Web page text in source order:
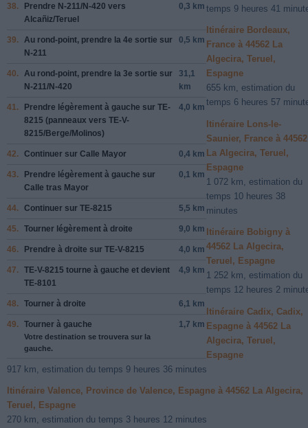
38. Prendre N-211/N-420 vers
Alcañiz/Teruel
0,3 km
39. Au rond-point, prendre la 4e sortie sur
N-211
0,5 km
40. Au rond-point, prendre la 3e sortie sur
N-211/N-420
31,1
km
41. Prendre légèrement à gauche sur TE-
8215 (panneaux vers TE-V-
8215/Berge/Molinos)
4,0 km
42. Continuer sur Calle Mayor 0,4 km
43. Prendre légèrement à gauche sur
Calle tras Mayor
0,1 km
44. Continuer sur TE-8215 5,5 km
45. Tourner légèrement à droite 9,0 km
46. Prendre à droite sur TE-V-8215 4,0 km
47. TE-V-8215 tourne à gauche et devient
TE-8101
4,9 km
48. Tourner à droite 6,1 km
49. Tourner à gauche
Votre destination se trouvera sur la
gauche.
1,7 km
temps 9 heures 41
Itinéraire Bordeaux,
France à 44562 La
Algecira, Teruel,
Espagne
655 km, estimation du
temps 6 heures 57
Itinéraire Lons-le-
Saunier, France à 44562
La Algecira, Teruel,
Espagne
1 072 km, estimation du
temps 10 heures 38
minutes
Itinéraire Bobigny à
44562 La Algecira,
Teruel, Espagne
1 252 km, estimation du
temps 12 heures 2
Itinéraire Cadix, Cadix,
Espagne à 44562 La
Algecira, Teruel,
Espagne
917 km, estimation du temps 9 heures 36 minutes
Itinéraire Valence, Province de Valence, Espagne à 44562 La Algecira,
Teruel, Espagne
270 km, estimation du temps 3 heures 12 minutes